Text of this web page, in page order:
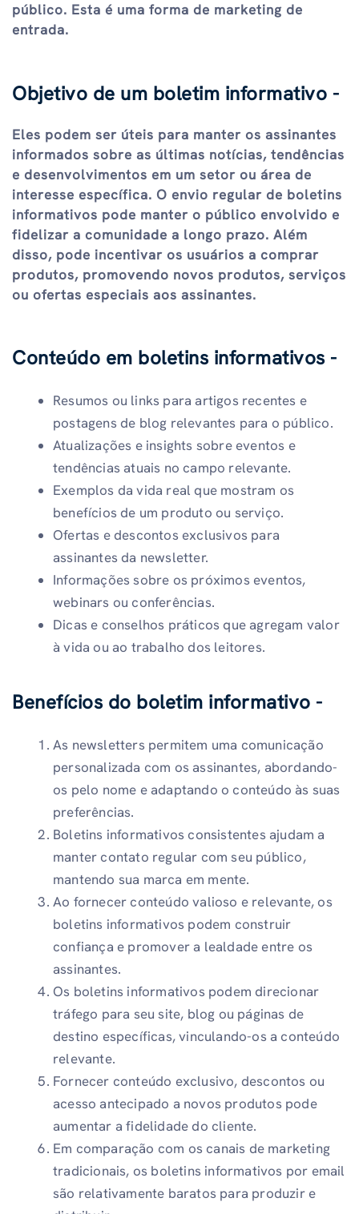
público. Esta é uma forma de marketing de
entrada.
Objetivo de um boletim informativo -
Eles podem ser úteis para manter os assinantes
informados sobre as últimas notícias, tendências
e desenvolvimentos em um setor ou área de
interesse específica. O envio regular de boletins
informativos pode manter o público envolvido e
fidelizar a comunidade a longo prazo. Além
disso, pode incentivar os usuários a comprar
produtos, promovendo novos produtos, serviços
ou ofertas especiais aos assinantes.
Conteúdo em boletins informativos -
Resumos ou links para artigos recentes e
postagens de blog relevantes para o público.
Atualizações e insights sobre eventos e
tendências atuais no campo relevante.
Exemplos da vida real que mostram os
benefícios de um produto ou serviço.
Ofertas e descontos exclusivos para
assinantes da newsletter.
Informações sobre os próximos eventos,
webinars ou conferências.
Dicas e conselhos práticos que agregam valor
à vida ou ao trabalho dos leitores.
Benefícios do boletim informativo -
As newsletters permitem uma comunicação
personalizada com os assinantes, abordando-
os pelo nome e adaptando o conteúdo às suas
preferências.
Boletins informativos consistentes ajudam a
manter contato regular com seu público,
mantendo sua marca em mente.
Ao fornecer conteúdo valioso e relevante, os
boletins informativos podem construir
confiança e promover a lealdade entre os
assinantes.
Os boletins informativos podem direcionar
tráfego para seu site, blog ou páginas de
destino específicas, vinculando-os a conteúdo
relevante.
Fornecer conteúdo exclusivo, descontos ou
acesso antecipado a novos produtos pode
aumentar a fidelidade do cliente.
Em comparação com os canais de marketing
tradicionais, os boletins informativos por email
são relativamente baratos para produzir e